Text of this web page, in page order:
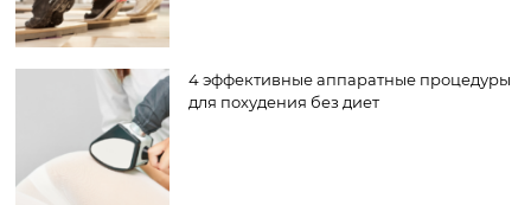
4 эффективные аппаратные процедуры
для похудения без диет